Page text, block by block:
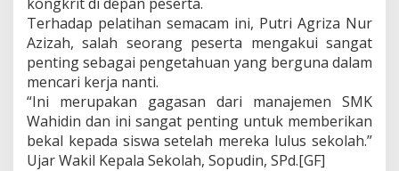
Terhadap pelatihan semacam ini, Putri Agriza Nur
Azizah, salah seorang peserta mengakui sangat
penting sebagai pengetahuan yang berguna dalam
mencari kerja nanti.
“Ini merupakan gagasan dari manajemen SMK
Wahidin dan ini sangat penting untuk memberikan
bekal kepada siswa setelah mereka lulus sekolah.”
Ujar Wakil Kepala Sekolah, Sopudin, SPd.[GF]